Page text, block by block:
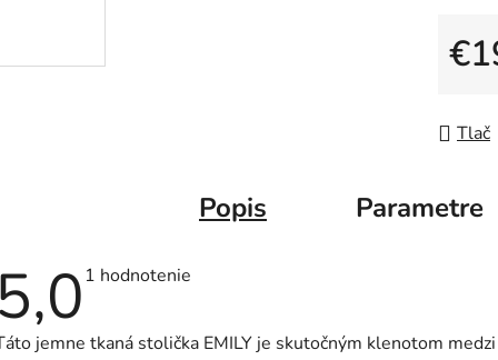
Tlač
Popis Parametre
5,0 Priemerné
5,0
1 hodnotenie
jemne tkaná stolička EMILY je skutočným klenotom